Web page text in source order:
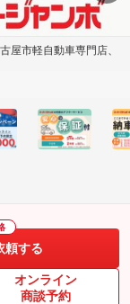
屋市軽自動車専門店、
頼する
オンライン
商談予約